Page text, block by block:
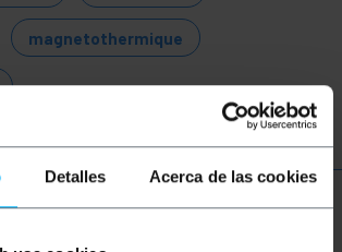
Detalles Acerca de las cookies
magnetothermique